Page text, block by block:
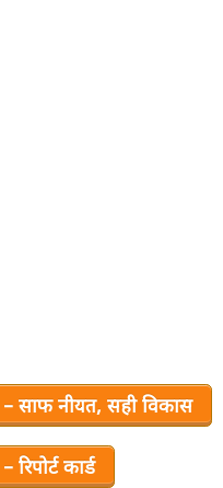
साफ नीयत, सही विकास
कार्ड